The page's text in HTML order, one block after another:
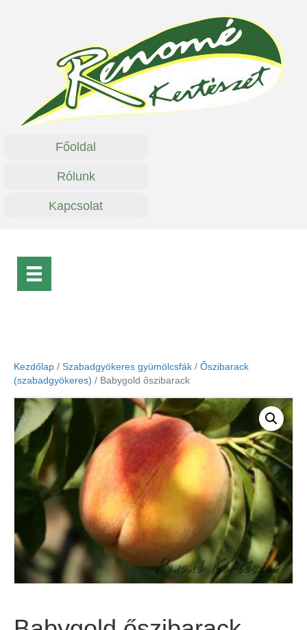
Főoldal
Rólunk
Kapcsolat
Kezdőlap / Szabadgyökeres gyümölcsfák / Őszibarack
(szabadgyökeres) / Babygold őszibarack